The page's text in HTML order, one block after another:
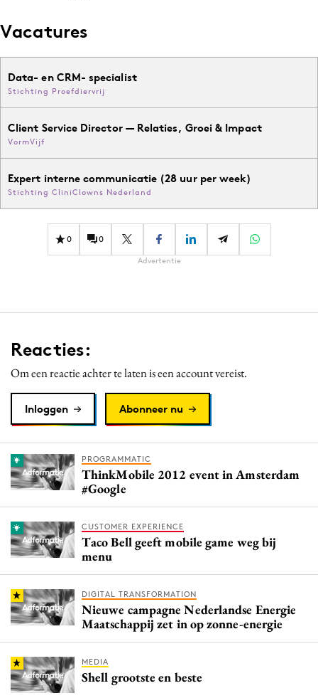
Vacatures
Data- en CRM- specialist
Stichting Proefdiervrij
Client Service Director — Relaties, Groei & Impact
VormVijf
Expert interne communicatie (28 uur per week)
Stichting CliniClowns Nederland
0 0
Advertentie
Reacties:
Om een reactie achter te laten is een account vereist.
Inloggen Abonneer nu
PROGRAMMATIC
ThinkMobile 2012 event in Amsterdam
#Google
CUSTOMER EXPERIENCE
Taco Bell geeft mobile game weg bij
menu
DIGITAL TRANSFORMATION
Nieuwe campagne Nederlandse Energie
Maatschappij zet in op zonne-energie
MEDIA
Shell grootste en beste